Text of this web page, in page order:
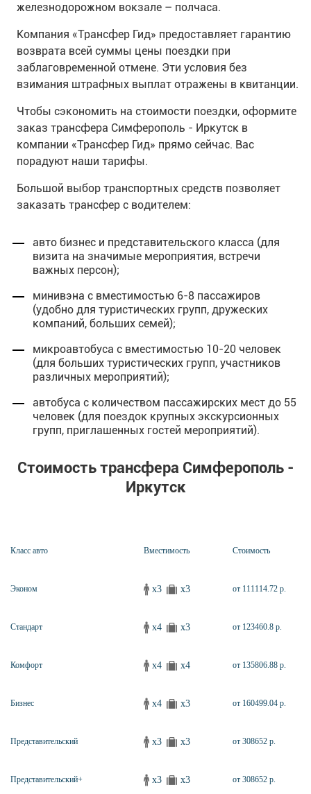
железнодорожном вокзале – полчаса.
Компания «Трансфер Гид» предоставляет гарантию
возврата всей суммы цены поездки при
заблаговременной отмене. Эти условия без
взимания штрафных выплат отражены в квитанции.
Чтобы сэкономить на стоимости поездки, оформите
заказ трансфера Симферополь - Иркутск в
компании «Трансфер Гид» прямо сейчас. Вас
порадуют наши тарифы.
Большой выбор транспортных средств позволяет
заказать трансфер с водителем:
авто бизнес и представительского класса (для
визита на значимые мероприятия, встречи
важных персон);
минивэна с вместимостью 6-8 пассажиров
(удобно для туристических групп, дружеских
компаний, больших семей);
микроавтобуса с вместимостью 10-20 человек
(для больших туристических групп, участников
различных мероприятий);
автобуса с количеством пассажирских мест до 55
человек (для поездок крупных экскурсионных
групп, приглашенных гостей мероприятий).
Стоимость трансфера Симферополь -
Иркутск
Класс авто Вместимость Стоимость
Эконом x3 x3 от 111114.72 р.
Стандарт x4 x3 от 123460.8 р.
Комфорт x4 x4 от 135806.88 р.
Бизнес x4 x3 от 160499.04 р.
Представительский x3 x3 от 308652 р.
Представительский+ x3 x3 от 308652 р.